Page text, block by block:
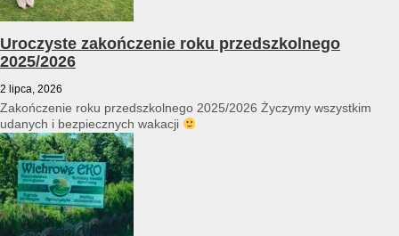
Uroczyste zakończenie roku przedszkolnego
2025/2026
2 lipca, 2026
Zakończenie roku przedszkolnego 2025/2026 Życzymy wszystkim
udanych i bezpiecznych wakacji